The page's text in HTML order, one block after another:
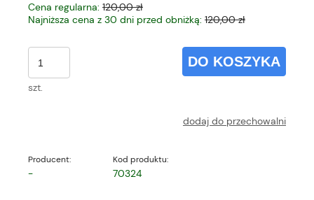
Cena regularna: 120,00 zł
Najniższa cena z 30 dni przed obniżką: 120,00 zł
szt.
DO KOSZYKA
dodaj do przechowalni
Producent:
-
Kod produktu:
70324